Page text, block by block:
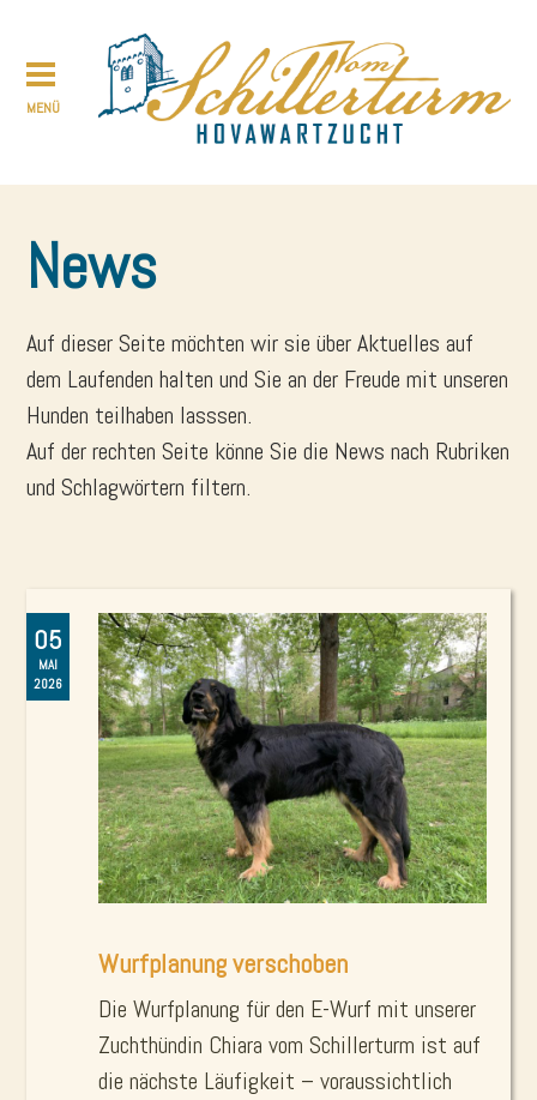
News
Auf dieser Seite möchten wir sie über Aktuelles auf
dem Laufenden halten und Sie an der Freude mit unseren
Hunden teilhaben lasssen.
Auf der rechten Seite könne Sie die News nach Rubriken
und Schlagwörtern filtern.
05
MAI
2026
Wurfplanung verschoben
Die Wurfplanung für den E-Wurf mit unserer
Zuchthündin Chiara vom Schillerturm ist auf
die nächste Läufigkeit – voraussichtlich